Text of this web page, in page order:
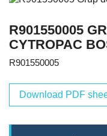
R901550005
CYTROPAC
R901550005
Download PDF